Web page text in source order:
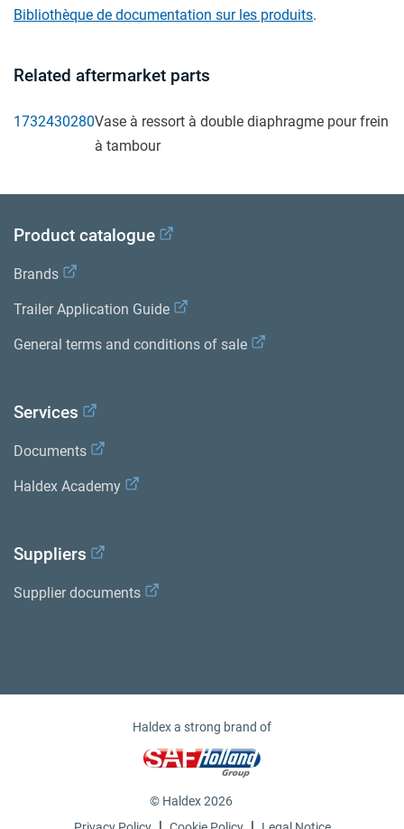
Bibliothèque de documentation sur les produits.
Related aftermarket parts
1732430280Vase à ressort à double diaphragme pour frein
à tambour
Product catalogue
Brands
Trailer Application Guide
General terms and conditions of sale
Services
Documents
Haldex Academy
Suppliers
Supplier documents
Haldex a strong brand of
© Haldex 2026